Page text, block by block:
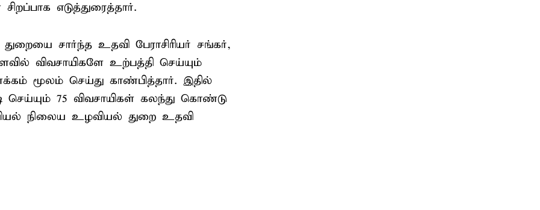
எடுத்துரைத்தார்.
சார்ந்த உதவி பேராசிரியர் சங்கர்,
விவசாயிகளே உற்பத்தி செய்யும்
மூலம் செய்து காண்பித்தார். இதில்
செய்யும் 75 விவசாயிகள் கலந்து கொண்டு
நிலைய உழவியல் துறை உதவி